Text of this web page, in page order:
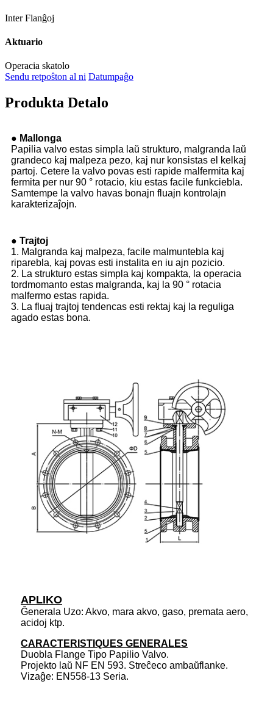
Inter Flanĝoj
Aktuario
Operacia skatolo
Sendu retpoŝton al ni Datumpaĝo
Produkta Detalo
● Mallonga
Papilia valvo estas simpla laŭ strukturo, malgranda laŭ
grandeco kaj malpeza pezo, kaj nur konsistas el kelkaj
partoj. Cetere la valvo povas esti rapide malfermita kaj
fermita per nur 90 ° rotacio, kiu estas facile funkciebla.
Samtempe la valvo havas bonajn fluajn kontrolajn
karakterizaĵojn.
● Trajtoj
1. Malgranda kaj malpeza, facile malmuntebla kaj
riparebla, kaj povas esti instalita en iu ajn pozicio.
2. La strukturo estas simpla kaj kompakta, la operacia
tordmomanto estas malgranda, kaj la 90 ° rotacia
malfermo estas rapida.
3. La fluaj trajtoj tendencas esti rektaj kaj la reguliga
agado estas bona.
APLIKO
Ĝenerala Uzo: Akvo, mara akvo, gaso, premata aero,
acidoj ktp.
CARACTERISTIQUES GENERALES
Duobla Flange Tipo Papilio Valvo.
Projekto laŭ NF EN 593. Streĉeco ambaŭflanke.
Vizaĝe: EN558-13 Seria.